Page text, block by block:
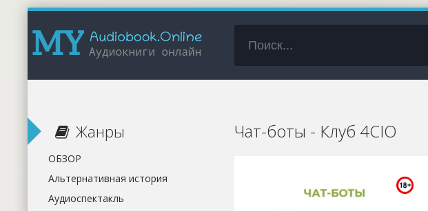
Чат-боты - Клуб 4CIO
Жанры
ОБЗОР
Альтернативная история
Аудиоспектакль